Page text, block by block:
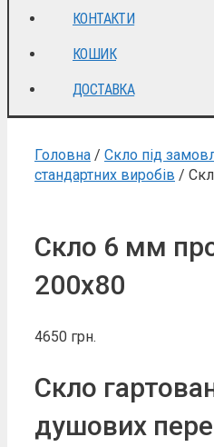
КОНТАКТИ
КОШИК
ДОСТАВКА
Головна / Скло під
стандартних виробів /
Скло 6 мм
200х80
4650 грн.
Скло
душових